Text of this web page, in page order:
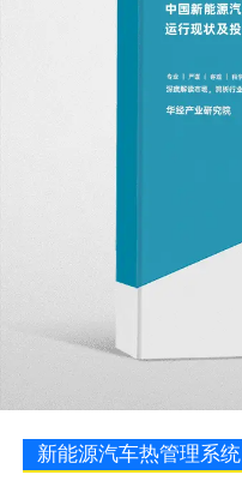
新能源汽车热管理系统